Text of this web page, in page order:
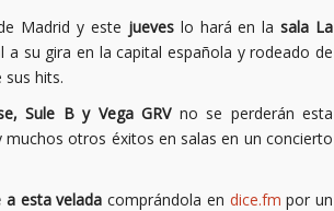
Madrid y este jueveslo hará en lasala La
a su gira en la capital española y rodeado de
hits.
Sule B y Vega GRVno se perderán esta
otros éxitos en salas en un concierto
esta velada comprándola en dice.fm por un